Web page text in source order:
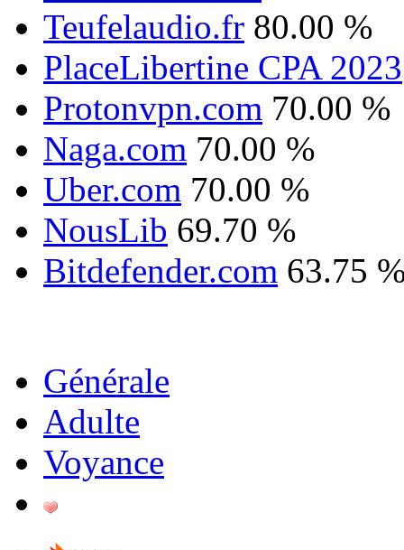
Teufelaudio.fr 80.00 %
PlaceLibertine CPA 2023
Protonvpn.com 70.00 %
Naga.com 70.00 %
Uber.com 70.00 %
NousLib 69.70 %
Bitdefender.com 63.75
Générale
Adulte
Voyance